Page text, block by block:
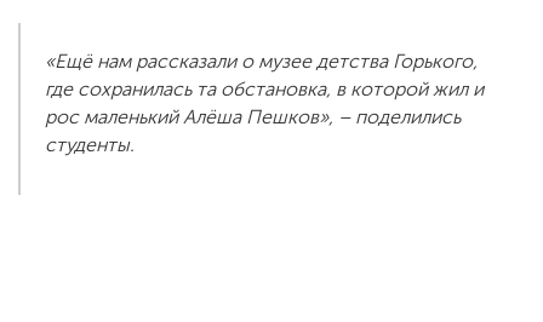
«Ещё нам рассказали о музее детства Горького,
где сохранилась та обстановка, в которой жил и
рос маленький Алёша Пешков», – поделились
студенты.